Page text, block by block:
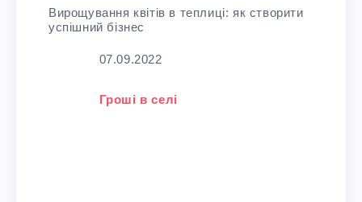
Вирощування квітів в теплиці: як створити
успішний бізнес
07.09.2022
У зв'язку з тим, що
Гроші в селі